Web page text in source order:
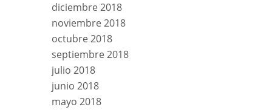
diciembre 2018
noviembre 2018
octubre 2018
septiembre 2018
julio 2018
junio 2018
mayo 2018